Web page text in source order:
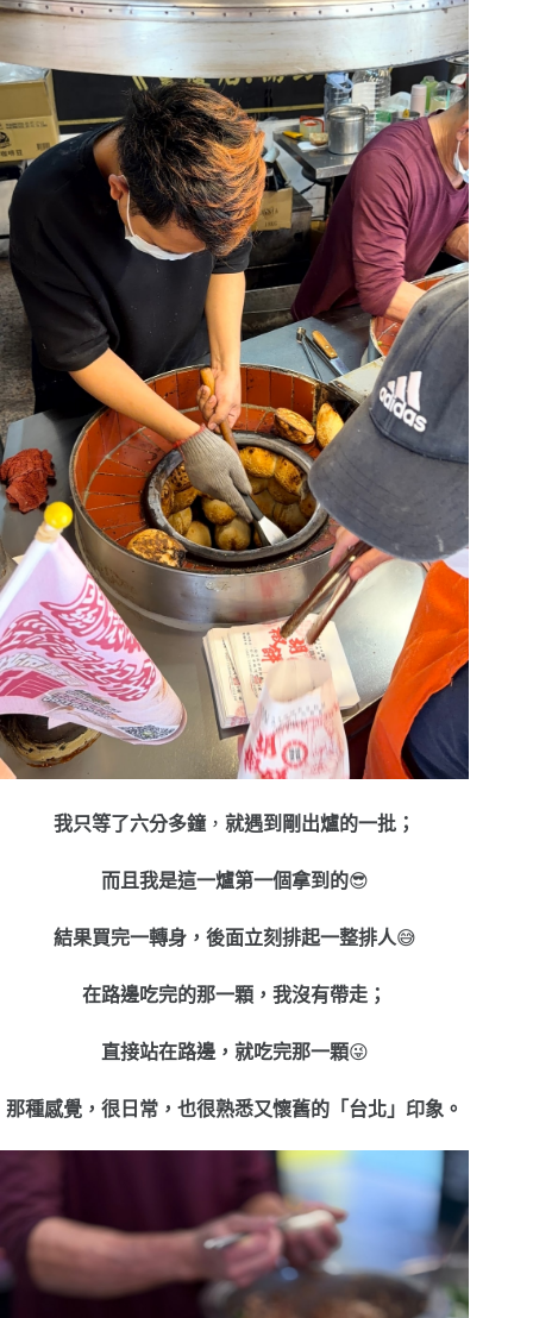
我只等了六分多鐘，就遇到剛出爐的一批；
而且 我是這一爐第一個拿到的😎
結果買完一轉身， 後面立刻排起一整排人😅
在路邊吃完的那一顆，我沒有帶走；
直接站在路邊，就吃完那一顆😜
那種感覺，很日常，也很熟悉又懷舊的「台北」印象。